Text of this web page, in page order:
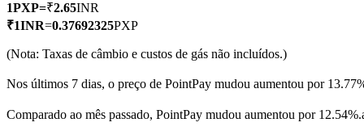
TradFi
Derivativos de ações, câmbio, metais preciosos e commodities
1PXP=₹2.65INR
₹1INR=0.37692325PXP
(Nota: Taxas de câmbio e custos de gás não incluídos.)
Nos últimos 7 dias, o preço de PointPay mudou aumentou por
Comparado ao mês passado, PointPay mudou aumentou por